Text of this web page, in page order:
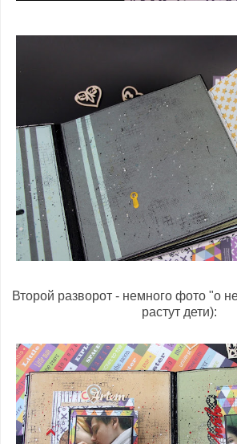
Второй разворот - немного фото "о
растут дети):